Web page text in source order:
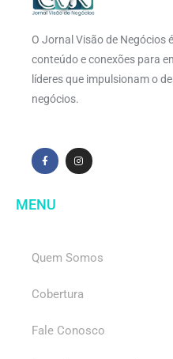
O Jornal Visão de Negócios
conteúdo e conexões para
líderes que impulsionam o
negócios.
MENU
Quem Somos
Cobertura
Fale Conosco